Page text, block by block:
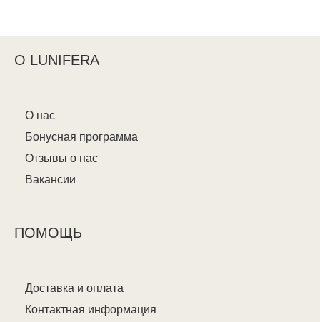
О LUNIFERA
О нас
Бонусная программа
Отзывы о нас
Вакансии
ПОМОЩЬ
Доставка и оплата
Контактная информация